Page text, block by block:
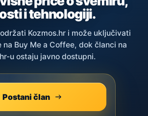
i tehnologiji.
Kozmos.hr i može uključivati
Buy Me a Coffee, dok članci na
u ostaju javno dostupni.
Postani član